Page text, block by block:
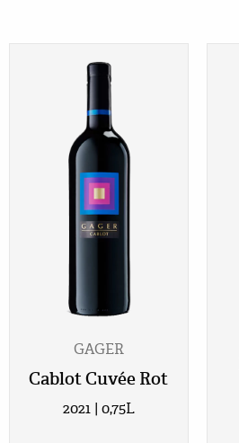
GAGER
Cablot Cuvée Rot
2021 | 0,75L